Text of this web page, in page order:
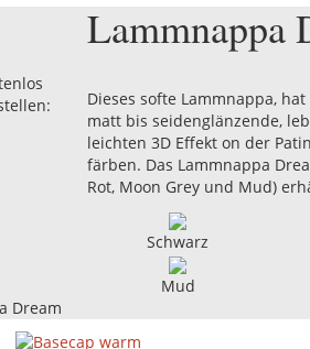
Lammnappa
Dieses softe Lammnappa,
matt bis seidenglänzende,
leichten 3D Effekt on der
färben. Das Lammnappa
Rot, Moon Grey und Mud)
Schwarz
Mud
Dream